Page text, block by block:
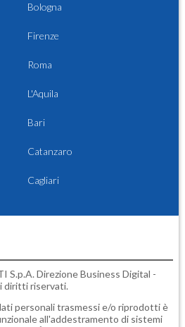
Bologna
Firenze
Roma
L'Aquila
Bari
Catanzaro
Cagliari
S.p.A. Direzione Business Digital -
diritti riservati.
personali trasmessi e/o riprodotti è
all'addestramento di sistemi